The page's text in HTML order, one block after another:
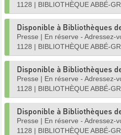
1128 | BIBLIOTHÈQUE ABBÉ-
Disponible à Bibliothèques
Presse | En réserve - Adressez-
1128 | BIBLIOTHÈQUE ABBÉ-
Disponible à Bibliothèques
Presse | En réserve - Adressez-
1128 | BIBLIOTHÈQUE ABBÉ-
Disponible à Bibliothèques
Presse | En réserve - Adressez-
1128 | BIBLIOTHÈQUE ABBÉ-